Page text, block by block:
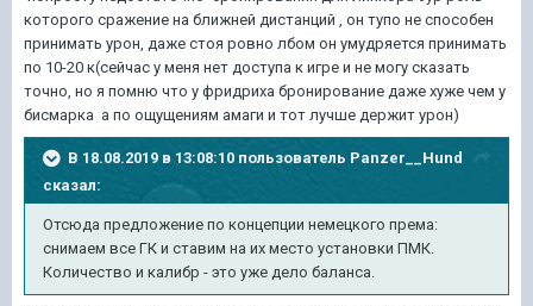
которого сражение на ближней дистанций , он тупо не способен
принимать урон, даже стоя ровно лбом он умудряется принимать
по 10-20 к(сейчас у меня нет доступа к игре и не могу сказать
точно, но я помню что у фридриха бронирование даже хуже чем у
бисмарка а по ощущениям амаги и тот лучше держит урон)
В 18.08.2019 в 13:08:10 пользователь Panzer__Hund
сказал:
Отсюда предложение по концепции немецкого према:
снимаем все ГК и ставим на их место установки ПМК.
Количество и калибр - это уже дело баланса.